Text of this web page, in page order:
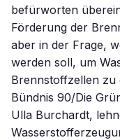
befürworten
Förderung der
aber in der Frage,
werden soll, um
Brennstoffzellen zu
Bündnis 90/Die
Ulla Burchardt,